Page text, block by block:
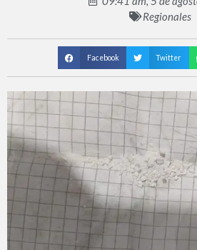
Regionales
Facebook Twitter